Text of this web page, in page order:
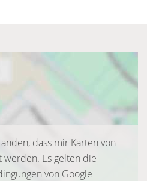
dass mir Karten von
werden. Es gelten die
von Google